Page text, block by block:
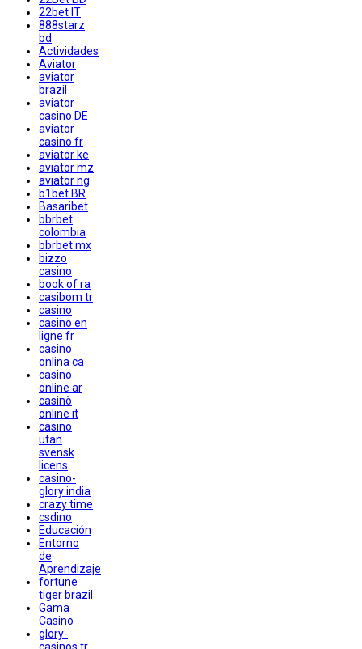
22bet IT
888starz
bd
Actividades
Aviator
aviator
brazil
aviator
casino DE
aviator
casino fr
aviator ke
aviator mz
aviator ng
b1bet BR
Basaribet
bbrbet
colombia
bbrbet mx
bizzo
casino
book of ra
casibom tr
casino
casino en
ligne fr
casino
onlina ca
casino
online ar
casinò
online it
casino
utan
svensk
licens
casino-
glory india
crazy time
csdino
Educación
Entorno
de
Aprendizaje
fortune
tiger brazil
Gama
Casino
glory-